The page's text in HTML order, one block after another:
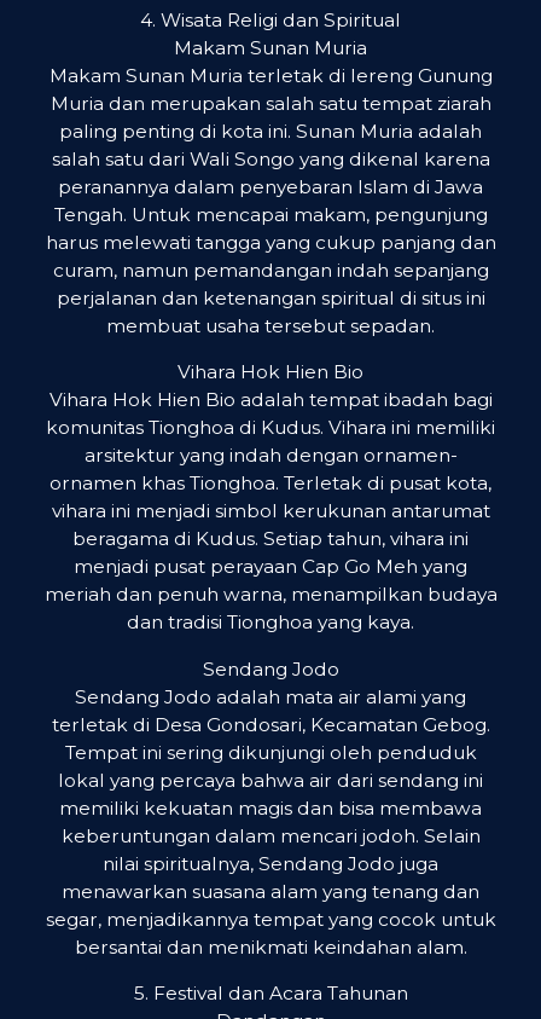
4. Wisata Religi dan Spiritual
Makam Sunan Muria
Makam Sunan Muria terletak di lereng Gunung
Muria dan merupakan salah satu tempat ziarah
paling penting di kota ini. Sunan Muria adalah
salah satu dari Wali Songo yang dikenal karena
peranannya dalam penyebaran Islam di Jawa
Tengah. Untuk mencapai makam, pengunjung
harus melewati tangga yang cukup panjang dan
curam, namun pemandangan indah sepanjang
perjalanan dan ketenangan spiritual di situs ini
membuat usaha tersebut sepadan.
Vihara Hok Hien Bio
Vihara Hok Hien Bio adalah tempat ibadah bagi
komunitas Tionghoa di Kudus. Vihara ini memiliki
arsitektur yang indah dengan ornamen-
ornamen khas Tionghoa. Terletak di pusat kota,
vihara ini menjadi simbol kerukunan antarumat
beragama di Kudus. Setiap tahun, vihara ini
menjadi pusat perayaan Cap Go Meh yang
meriah dan penuh warna, menampilkan budaya
dan tradisi Tionghoa yang kaya.
Sendang Jodo
Sendang Jodo adalah mata air alami yang
terletak di Desa Gondosari, Kecamatan Gebog.
Tempat ini sering dikunjungi oleh penduduk
lokal yang percaya bahwa air dari sendang ini
memiliki kekuatan magis dan bisa membawa
keberuntungan dalam mencari jodoh. Selain
nilai spiritualnya, Sendang Jodo juga
menawarkan suasana alam yang tenang dan
segar, menjadikannya tempat yang cocok untuk
bersantai dan menikmati keindahan alam.
5. Festival dan Acara Tahunan